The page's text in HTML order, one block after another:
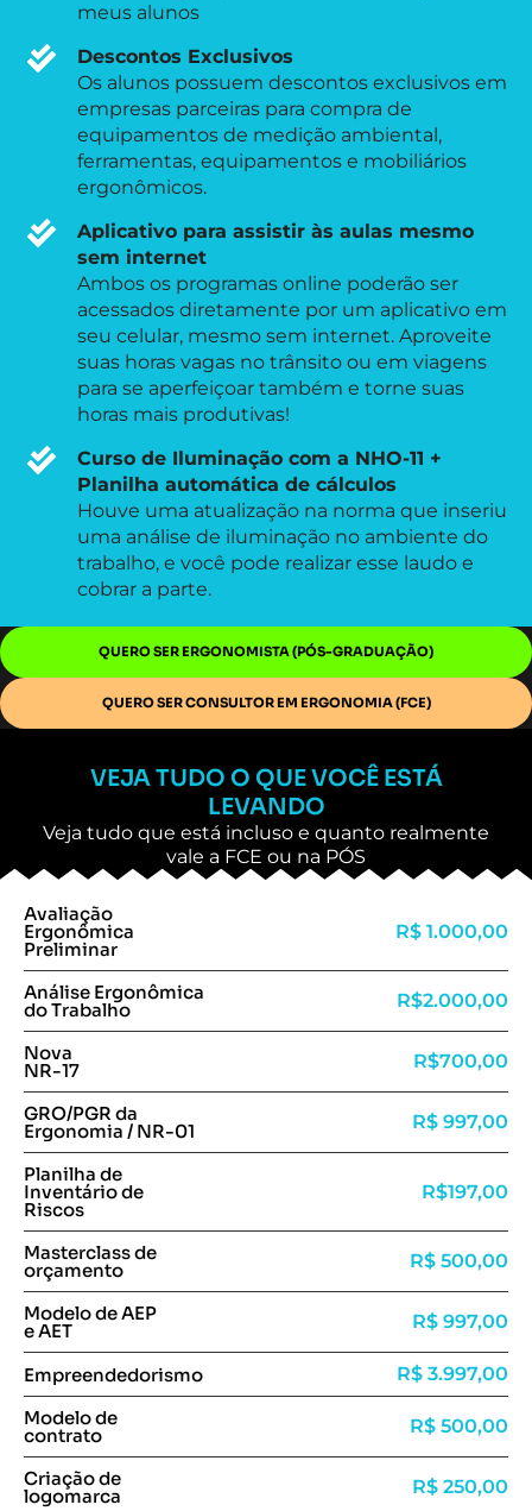
meus alunos
Descontos Exclusivos
Os alunos possuem descontos exclusivos em
empresas parceiras para compra de
equipamentos de medição ambiental,
ferramentas, equipamentos e mobiliários
ergonômicos.
Aplicativo para assistir às aulas mesmo
sem internet
Ambos os programas online poderão ser
acessados diretamente por um aplicativo em
seu celular, mesmo sem internet. Aproveite
suas horas vagas no trânsito ou em viagens
para se aperfeiçoar também e torne suas
horas mais produtivas!
Curso de Iluminação com a NHO-11 +
Planilha automática de cálculos
Houve uma atualização na norma que inseriu
uma análise de iluminação no ambiente do
trabalho, e você pode realizar esse laudo e
cobrar a parte.
QUERO SER ERGONOMISTA (PÓS-GRADUAÇÃO)
QUERO SER CONSULTOR EM ERGONOMIA (FCE)
VEJA TUDO O QUE VOCÊ ESTÁ
LEVANDO
Veja tudo que está incluso e quanto realmente
vale a FCE ou na PÓS
Avaliação
Ergonômica
Preliminar
R$ 1.000,00
Análise Ergonômica
do Trabalho R$2.000,00
Nova
NR-17 R$700,00
GRO/PGR da
Ergonomia / NR-01 R$ 997,00
Planilha de
Inventário de
Riscos
R$197,00
Masterclass de
orçamento R$ 500,00
Modelo de AEP
e AET R$ 997,00
Empreendedorismo
R$ 3.997,00
Modelo de
contrato R$ 500,00
Criação de
logomarca R$ 250,00